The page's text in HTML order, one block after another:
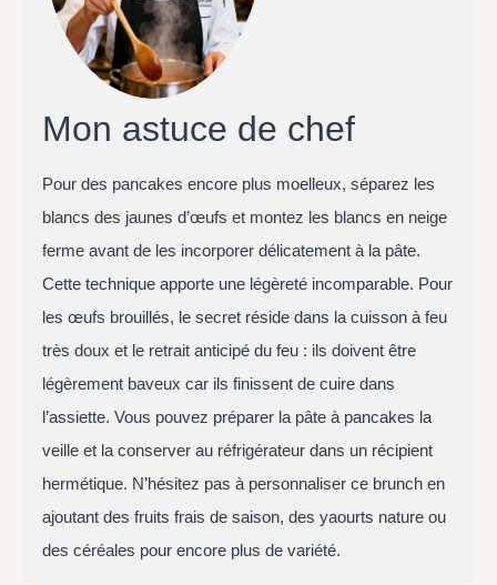
Mon astuce de chef
Pour des pancakes encore plus moelleux, séparez les
blancs des jaunes d’œufs et montez les blancs en neige
ferme avant de les incorporer délicatement à la pâte.
Cette technique apporte une légèreté incomparable. Pour
les œufs brouillés, le secret réside dans la cuisson à feu
très doux et le retrait anticipé du feu : ils doivent être
légèrement baveux car ils finissent de cuire dans
l’assiette. Vous pouvez préparer la pâte à pancakes la
veille et la conserver au réfrigérateur dans un récipient
hermétique. N’hésitez pas à personnaliser ce brunch en
ajoutant des fruits frais de saison, des yaourts nature ou
des céréales pour encore plus de variété.